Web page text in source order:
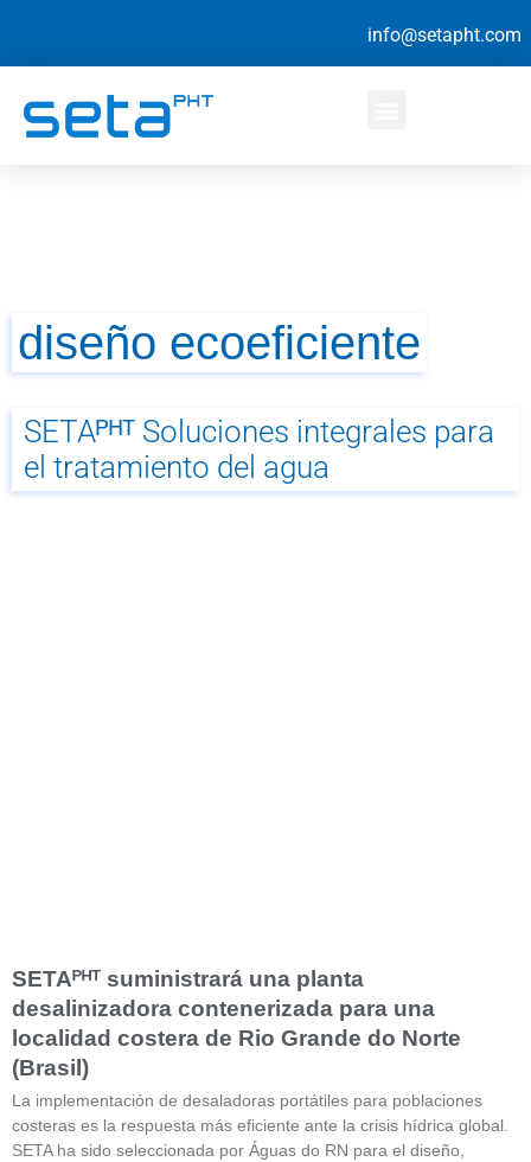
info@setapht.com
diseño ecoeficiente
SETAᴾᴴᵀ Soluciones integrales para
el tratamiento del agua
SETAᴾᴴᵀ suministrará una planta
desalinizadora contenerizada para una
localidad costera de Rio Grande do Norte
(Brasil)
La implementación de desaladoras portátiles para poblaciones
costeras es la respuesta más eficiente ante la crisis hídrica global.
SETA ha sido seleccionada por Águas do RN para el diseño,